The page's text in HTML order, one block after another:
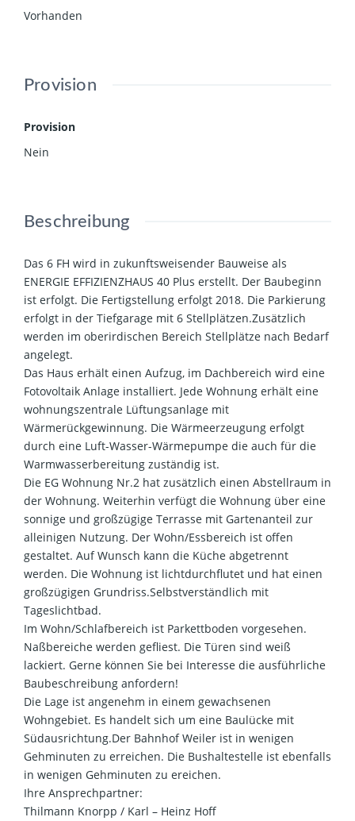
Vorhanden
Provision
Provision
Nein
Beschreibung
Das 6 FH wird in zukunftsweisender Bauweise als
ENERGIE EFFIZIENZHAUS 40 Plus erstellt. Der Baubeginn
ist erfolgt. Die Fertigstellung erfolgt 2018. Die Parkierung
erfolgt in der Tiefgarage mit 6 Stellplätzen.Zusätzlich
werden im oberirdischen Bereich Stellplätze nach Bedarf
angelegt.
Das Haus erhält einen Aufzug, im Dachbereich wird eine
Fotovoltaik Anlage installiert. Jede Wohnung erhält eine
wohnungszentrale Lüftungsanlage mit
Wärmerückgewinnung. Die Wärmeerzeugung erfolgt
durch eine Luft-Wasser-Wärmepumpe die auch für die
Warmwasserbereitung zuständig ist.
Die EG Wohnung Nr.2 hat zusätzlich einen Abstellraum in
der Wohnung. Weiterhin verfügt die Wohnung über eine
sonnige und großzügige Terrasse mit Gartenanteil zur
alleinigen Nutzung. Der Wohn/Essbereich ist offen
gestaltet. Auf Wunsch kann die Küche abgetrennt
werden. Die Wohnung ist lichtdurchflutet und hat einen
großzügigen Grundriss.Selbstverständlich mit
Tageslichtbad.
Im Wohn/Schlafbereich ist Parkettboden vorgesehen.
Naßbereiche werden gefliest. Die Türen sind weiß
lackiert. Gerne können Sie bei Interesse die ausführliche
Baubeschreibung anfordern!
Die Lage ist angenehm in einem gewachsenen
Wohngebiet. Es handelt sich um eine Baulücke mit
Südausrichtung.Der Bahnhof Weiler ist in wenigen
Gehminuten zu erreichen. Die Bushaltestelle ist ebenfalls
in wenigen Gehminuten zu ereichen.
Ihre Ansprechpartner:
Thilmann Knorpp / Karl – Heinz Hoff